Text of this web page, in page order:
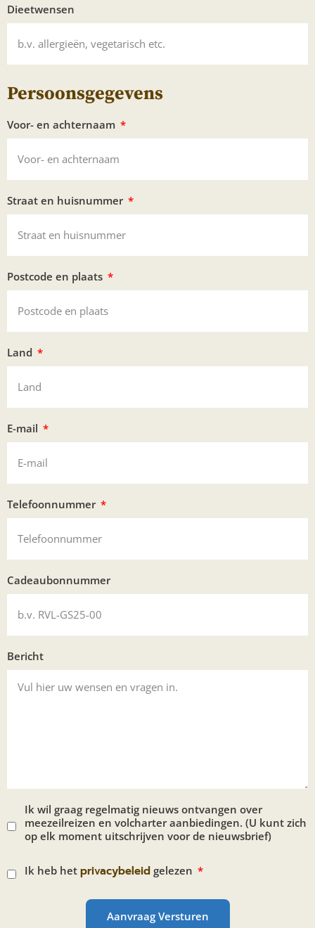
Dieetwensen
Persoonsgegevens
Voor- en achternaam
Straat en huisnummer
Postcode en plaats
Land
E-mail
Telefoonnummer
Cadeaubonnummer
Bericht
Ik wil graag regelmatig nieuws ontvangen over
meezeilreizen en volcharter aanbiedingen. (U kunt zich
op elk moment uitschrijven voor de nieuwsbrief)
Ik heb het privacybeleid gelezen
Aanvraag Versturen